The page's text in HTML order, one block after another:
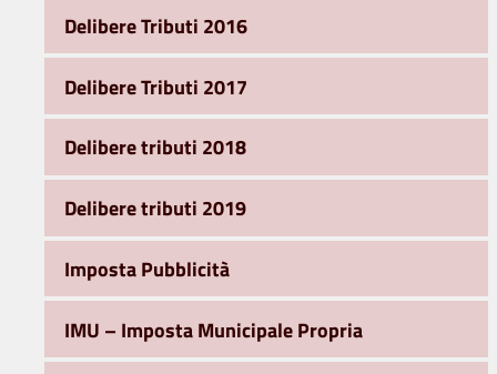
Delibere Tributi 2016
Delibere Tributi 2017
Delibere tributi 2018
Delibere tributi 2019
Imposta Pubblicità
IMU – Imposta Municipale Propria